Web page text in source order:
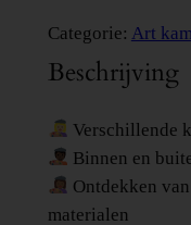
Categorie: Art
Beschrijving
Verschillende
Binnen en
Ontdekken
materialen